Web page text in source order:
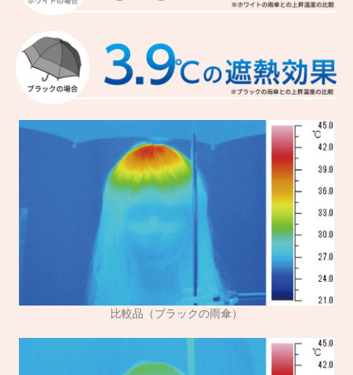
比較品（ブラックの雨傘）